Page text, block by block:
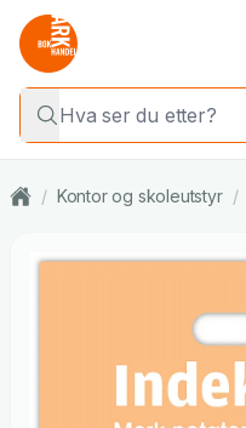
/ Kontor og skoleutstyr /